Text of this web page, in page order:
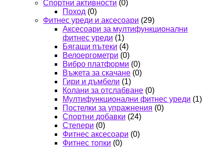
Спортни активности (0)
Поход (0)
Фитнес уреди и аксесоари (29)
Аксесоари за мултифункционални
фитнес уреди (1)
Бягащи пътеки (4)
Велоергометри (0)
Вибро платформи (0)
Въжета за скачане (0)
Гири и дъмбели (1)
Колани за отслабване (0)
Мултифункционални фитнес уреди (1)
Постелки за упражнения (0)
Спортни добавки (24)
Степери (0)
Фитнес аксесоари (0)
Фитнес топки (0)